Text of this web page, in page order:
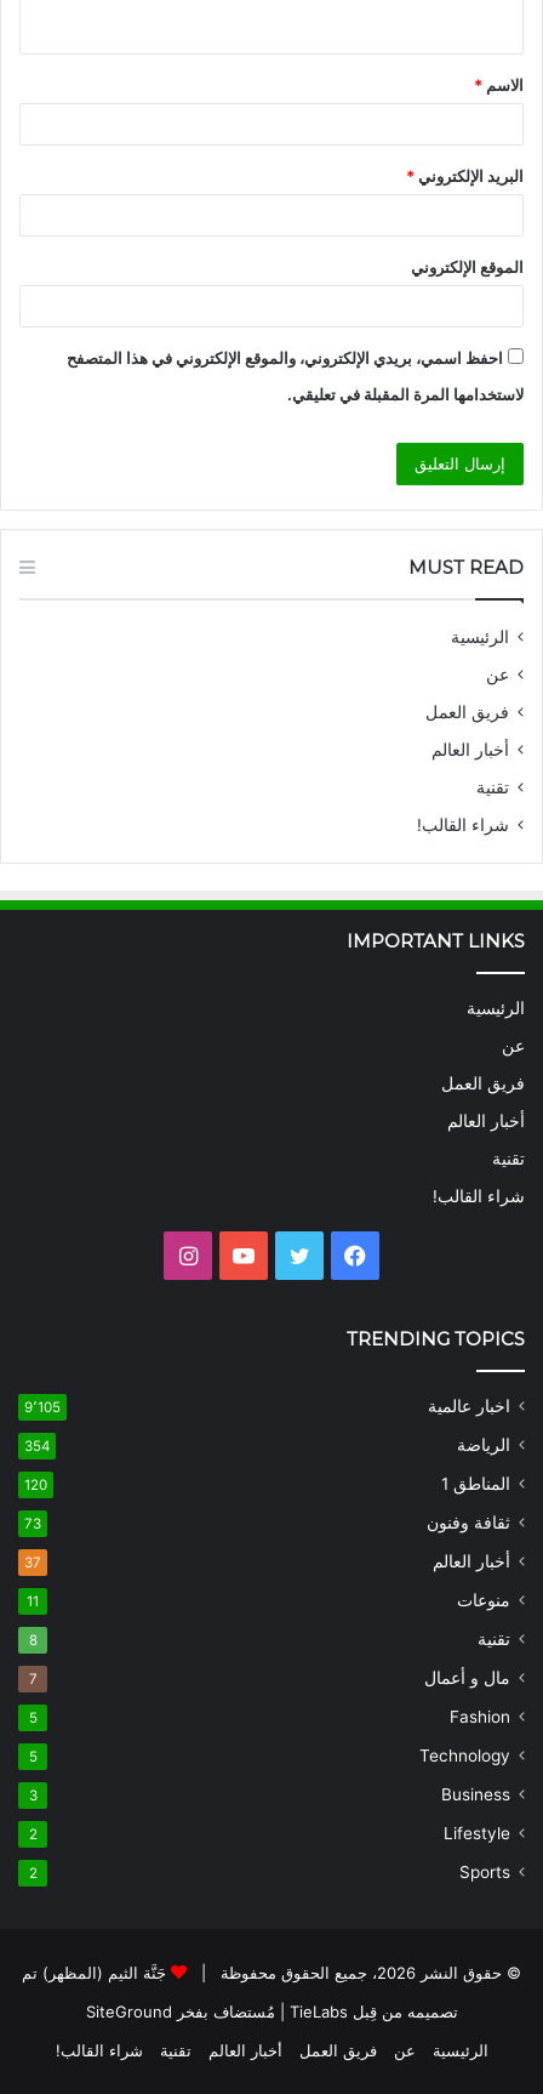
ق
*
الاسم *
البريد الإلكتروني*
الموقع الإلكتروني
احفظ اسمي، بريدي الإلكتروني، والموقع الإلكتروني في هذا المتصفح
لاستخدامها المرة المقبلة في تعليقي.
MUST READ
الرئيسية
عن
فريق العمل
أخبار العالم
تقنية
شراء القالب!
IMPORTANT LINKS
الرئيسية
عن
فريق العمل
أخبار العالم
تقنية
شراء القالب!
فيسبوك تويتر يوتيوب
TRENDING TOPICS
اخبار عالمية 9٬105
الرياضة 354
المناطق 1 120
ثقافة وفنون 73
أخبار العالم 37
منوعات 11
تقنية 8
مال و أعمال 7
Fashion
5
Technology
5
Business
3
Lifestyle
2
Sports
2
© حقوق النشر 2026، جميع الحقوق محفوظة |
جَنَّة الثيم (المظهر) تم
تصميمه من قِبل TieLabs
| مُستضاف بفخر SiteGround
الرئيسية
عن فريق العمل أخبار العالم تقنية شراء القالب!